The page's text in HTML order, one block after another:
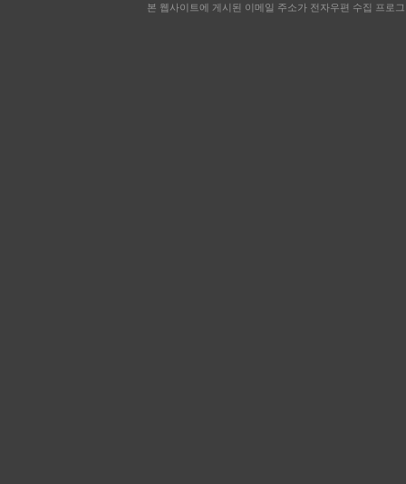
본 웹사이트에 게시된 이메일 주소가 전자우편 수집 프로